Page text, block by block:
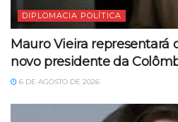
DIPLOMACIA POLÍTICA
Mauro Vieira representará
novo presidente da
6 DE AGOSTO DE 2026